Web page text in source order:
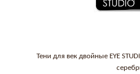
Тени для век двойные EYE